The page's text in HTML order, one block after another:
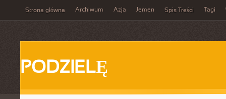
Strona główna Archiwum Azja Jemen Spis Treści Tagi
PODZIELĘ